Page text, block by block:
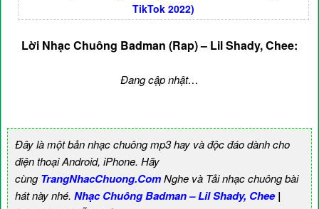
TikTok 2022)
Lời Nhạc Chuông Badman (Rap) – Lil Shady, Chee:
Đang cập nhật…
Đây là một bản nhạc chuông mp3 hay và độc đáo dành cho
điện thoại Android, iPhone. Hãy
cùngTrangNhacChuong.ComNghe và Tải nhạc chuông bài
hát này nhé. Nhạc Chuông Badman – Lil Shady, Chee|